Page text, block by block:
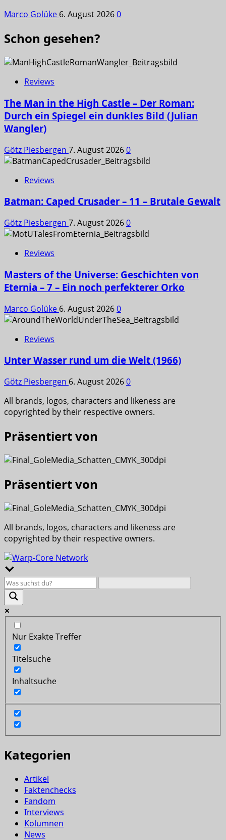
Marco Golüke 6. August 20260
Schon gesehen?
Reviews
The Man in the High Castle – Der Roman:
Durch ein Spiegel ein dunkles Bild (Julian
Wangler)
Götz Piesbergen 7. August 20260
Reviews
Batman: Caped Crusader – 11 – Brutale Gewalt
Götz Piesbergen 7. August 20260
Reviews
Masters of the Universe: Geschichten von
Eternia – 7 – Ein noch perfekterer Orko
Marco Golüke 6. August 20260
Reviews
Unter Wasser rund um die Welt (1966)
Götz Piesbergen 6. August 20260
All brands, logos, characters and likeness are
copyrighted by their respective owners.
Präsentiert von
Präsentiert von
All brands, logos, characters and likeness are
copyrighted by their respective owners.
Nur Exakte Treffer
Titelsuche
Inhaltsuche
Kategorien
Artikel
Faktenchecks
Fandom
Interviews
Kolumnen
News